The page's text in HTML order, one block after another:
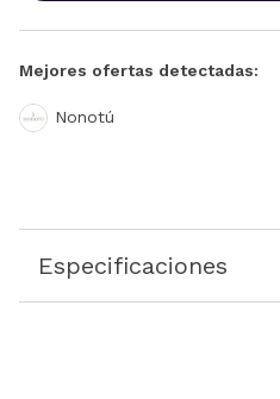
Mejores ofertas detectadas:
Nonotú
Especificaciones